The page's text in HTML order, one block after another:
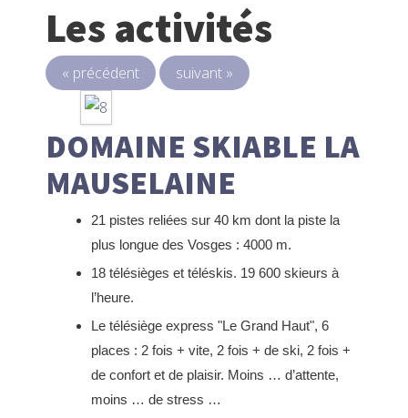
Les activités
« précédent suivant »
DOMAINE SKIABLE LA
MAUSELAINE
21 pistes reliées sur 40 km dont la piste la
plus longue des Vosges : 4000 m.
18 télésièges et téléskis. 19 600 skieurs à
l’heure.
Le télésiège express "Le Grand Haut", 6
places : 2 fois + vite, 2 fois + de ski, 2 fois +
de confort et de plaisir. Moins … d’attente,
moins … de stress …